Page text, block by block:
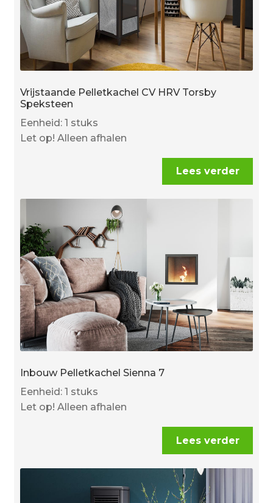
Vrijstaande Pelletkachel CV HRV Torsby
Speksteen
Eenheid: 1 stuks
Let op! Alleen afhalen
Lees verder
Inbouw Pelletkachel Sienna 7
Eenheid: 1 stuks
Let op! Alleen afhalen
Lees verder